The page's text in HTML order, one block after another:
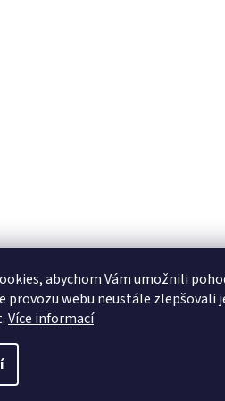
abychom Vám umožnili
provozu webu neustále zlepšovali
Více informací